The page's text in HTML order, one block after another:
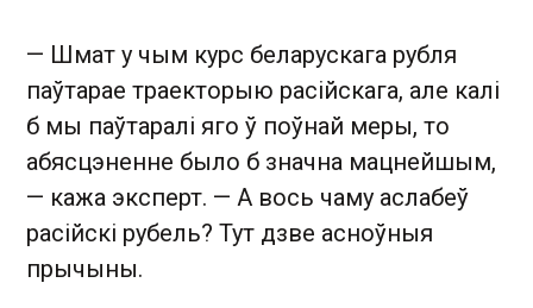
— Шмат у чым курс беларускага рубля
паўтарае траекторыю расійскага, але калі
б мы паўтаралі яго ў поўнай меры, то
абясцэненне было б значна мацнейшым,
— кажа эксперт. — А вось чаму аслабеў
расійскі рубель? Тут дзве асноўныя
прычыны.